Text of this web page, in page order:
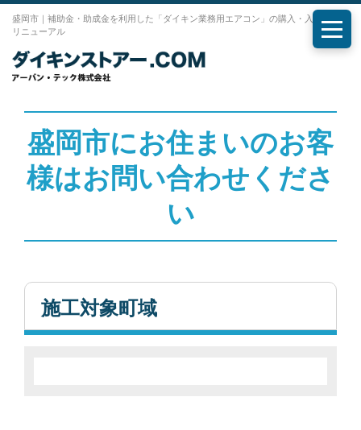
盛岡市｜補助金・助成金を利用した「ダイキン業務用エアコン」の購入・入れ替え・
リニューアル
メニ
盛岡市にお住まいのお客
様はお問い合わせくださ
い
施工対象町域